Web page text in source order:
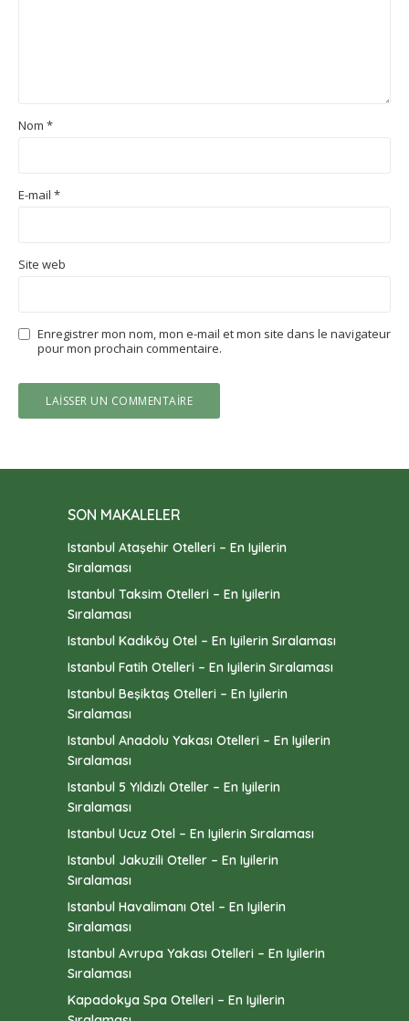
Nom *
E-mail *
Site web
Enregistrer mon nom, mon e-mail et mon site dans le navigateur
pour mon prochain commentaire.
SON MAKALELER
Istanbul Ataşehir Otelleri – En Iyilerin
Sıralaması
Istanbul Taksim Otelleri – En Iyilerin
Sıralaması
Istanbul Kadıköy Otel – En Iyilerin Sıralaması
Istanbul Fatih Otelleri – En Iyilerin Sıralaması
Istanbul Beşiktaş Otelleri – En Iyilerin
Sıralaması
Istanbul Anadolu Yakası Otelleri – En Iyilerin
Sıralaması
Istanbul 5 Yıldızlı Oteller – En Iyilerin
Sıralaması
Istanbul Ucuz Otel – En Iyilerin Sıralaması
Istanbul Jakuzili Oteller – En Iyilerin
Sıralaması
Istanbul Havalimanı Otel – En Iyilerin
Sıralaması
Istanbul Avrupa Yakası Otelleri – En Iyilerin
Sıralaması
Kapadokya Spa Otelleri – En Iyilerin